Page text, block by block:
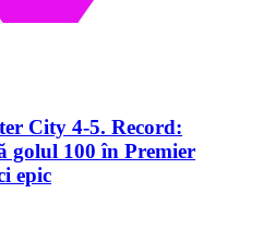
City 4-5. Record:
golul 100 în Premier
epic